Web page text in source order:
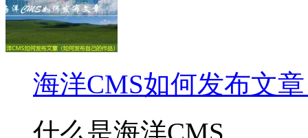
海洋CMS如何发布文
什么是海洋CMS